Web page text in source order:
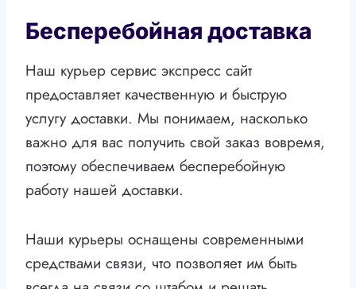
Бесперебойная доставка
Наш курьер сервис экспресс сайт
предоставляет качественную и быструю
услугу доставки. Мы понимаем, насколько
важно для вас получить свой заказ вовремя,
поэтому обеспечиваем бесперебойную
работу нашей доставки.
Наши курьеры оснащены современными
средствами связи, что позволяет им быть